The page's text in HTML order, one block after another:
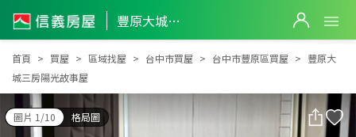
豐原大城三房陽光故事屋
豐原大城三房陽光故事屋
首頁 買屋 區域找屋 台中市買屋 台中市豐原區買屋
豐原大
城三房陽光故事屋
圖片 1/10 格局圖